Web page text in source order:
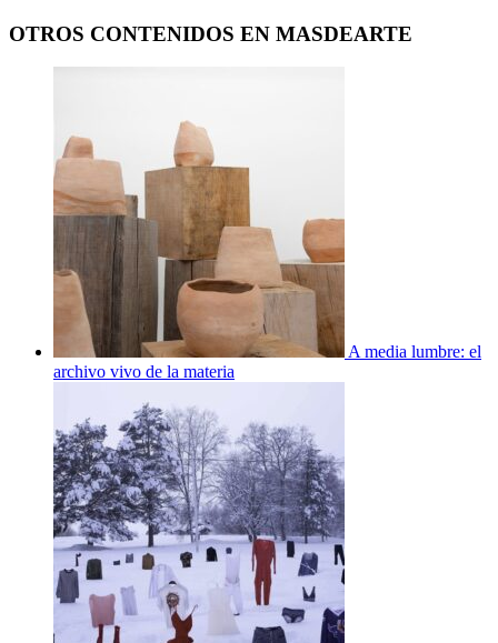
OTROS CONTENIDOS EN MASDEARTE
A media lumbre: el
archivo vivo de la materia